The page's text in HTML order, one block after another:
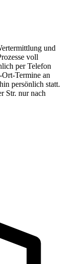
und
voll
per Telefon
Termine an
persönlich statt.
Str. nur nach